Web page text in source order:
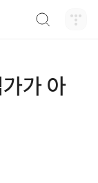
가 아